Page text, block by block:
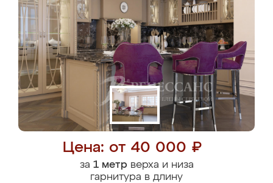
Цена: от 40 000 ₽
за 1 метрверха и низа
гарнитура в длину